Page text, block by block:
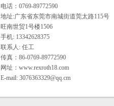
电话：0769-89772590
地址:广东省东莞市南城街道莞太路115号
旺南世贸1号楼1506
手机: 13342628375
联系人: 任工
传真：86-0769-89772590
网址：www.rexroth18.com
E-mail: 3076363329@qq.cm